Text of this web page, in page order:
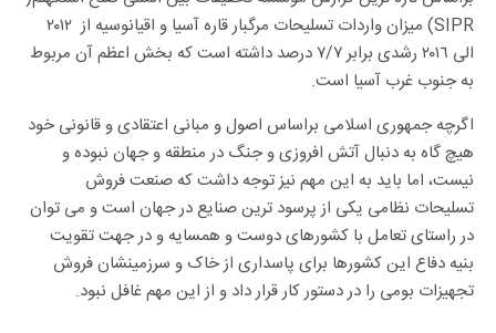
SIPR) میزان واردات تسلیحات مرگبار قاره آسیا و اقیانوسیه از ٢٠١٢
الی ٢٠١٦ رشدی برابر ٧/٧ درصد داشته است که بخش اعظم آن مربوط
به جنوب غرب آسیا است.
اگرچه جمهوری اسلامی براساس اصول و مبانی اعتقادی و قانونی خود
هیچ گاه به دنبال آتش افروزی و جنگ در منطقه و جهان نبوده و
نیست، اما باید به این مهم نیز توجه داشت که صنعت فروش
تسلیحات نظامی یکی از پرسود ترین صنایع در جهان است و می توان
در راستای تعامل با کشورهای دوست و همسایه و در جهت تقویت
بنیه دفاع این کشورها برای پاسداری از خاک و سرزمینشان فروش
تجهیزات بومی را در دستور کار قرار داد و از این مهم غافل نبود.